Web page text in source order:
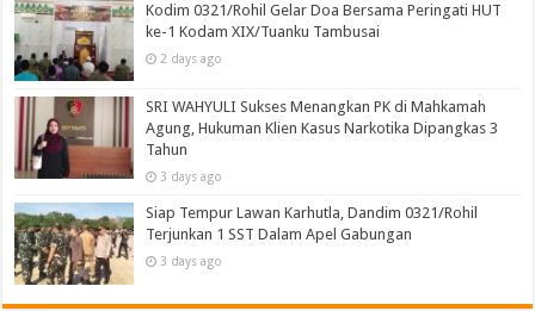
Kodim 0321/Rohil Gelar Doa Bersama Peringati HUT
ke-1 Kodam XIX/Tuanku Tambusai
2 days ago
SRI WAHYULI Sukses Menangkan PK di Mahkamah
Agung, Hukuman Klien Kasus Narkotika Dipangkas 3
Tahun
3 days ago
Siap Tempur Lawan Karhutla, Dandim 0321/Rohil
Terjunkan 1 SST Dalam Apel Gabungan
3 days ago